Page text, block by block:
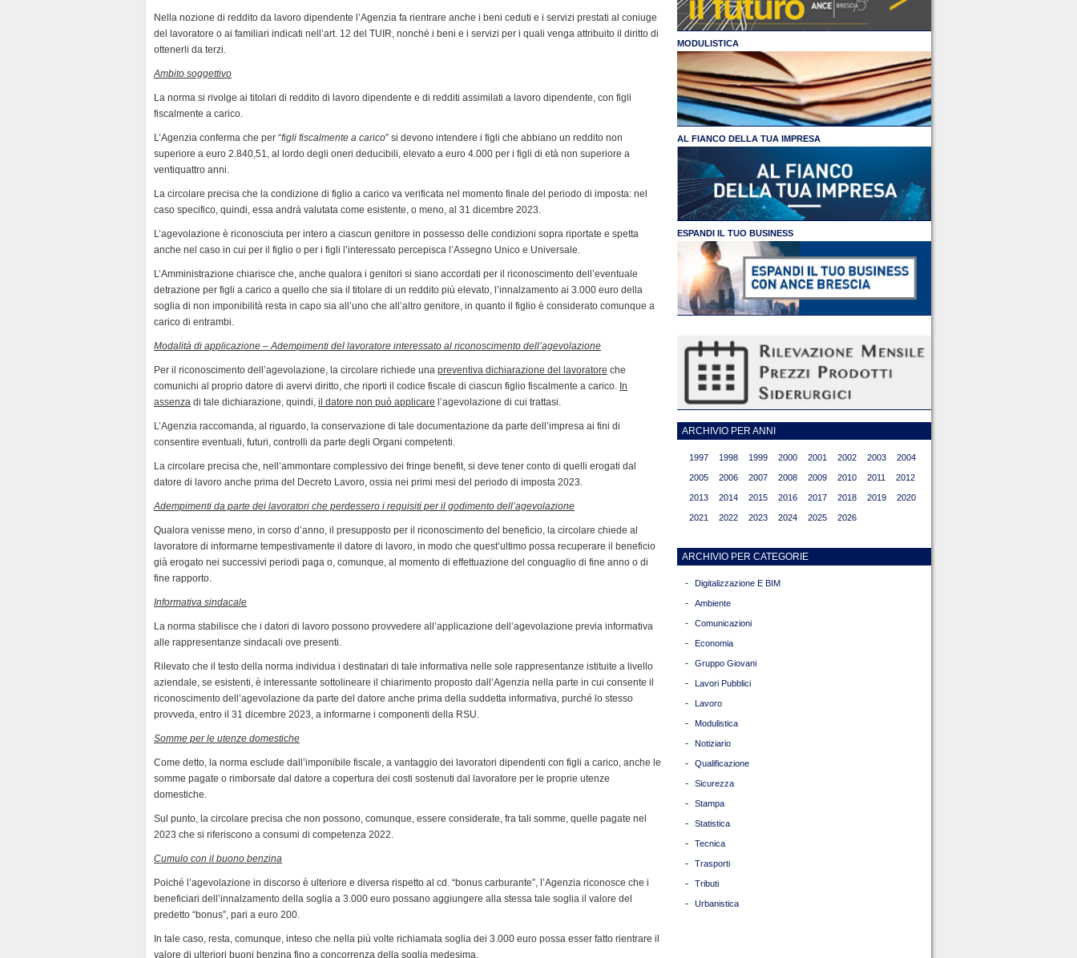
Nella nozione di reddito da lavoro dipendente l’Agenzia fa rientrare anche i beni ceduti e i servizi prestati al coniuge
del lavoratore o ai familiari indicati nell’art. 12 del TUIR, nonché i beni e i servizi per i quali venga attribuito il diritto di
ottenerli da terzi.
Ambito soggettivo
La norma si rivolge ai titolari di reddito di lavoro dipendente e di redditi assimilati a lavoro dipendente, con figli
fiscalmente a carico.
L’Agenzia conferma che per “figli fiscalmente a carico” si devono intendere i figli che abbiano un reddito non
superiore a euro 2.840,51, al lordo degli oneri deducibili, elevato a euro 4.000 per i figli di età non superiore a
ventiquattro anni.
La circolare precisa che la condizione di figlio a carico va verificata nel momento finale del periodo di imposta: nel
caso specifico, quindi, essa andrà valutata come esistente, o meno, al 31 dicembre 2023.
L’agevolazione è riconosciuta per intero a ciascun genitore in possesso delle condizioni sopra riportate e spetta
anche nel caso in cui per il figlio o per i figli l’interessato percepisca l’Assegno Unico e Universale.
L’Amministrazione chiarisce che, anche qualora i genitori si siano accordati per il riconoscimento dell’eventuale
detrazione per figli a carico a quello che sia il titolare di un reddito più elevato, l’innalzamento ai 3.000 euro della
soglia di non imponibilità resta in capo sia all’uno che all’altro genitore, in quanto il figlio è considerato comunque a
carico di entrambi.
Modalità di applicazione – Adempimenti del lavoratore interessato al riconoscimento dell’agevolazione
Per il riconoscimento dell’agevolazione, la circolare richiede una preventiva dichiarazione del lavoratore che
comunichi al proprio datore di avervi diritto, che riporti il codice fiscale di ciascun figlio fiscalmente a carico. In
assenza di tale dichiarazione, quindi, il datore non può applicare l’agevolazione di cui trattasi.
L’Agenzia raccomanda, al riguardo, la conservazione di tale documentazione da parte dell’impresa ai fini di
consentire eventuali, futuri, controlli da parte degli Organi competenti.
La circolare precisa che, nell’ammontare complessivo dei fringe benefit, si deve tener conto di quelli erogati dal
datore di lavoro anche prima del Decreto Lavoro, ossia nei primi mesi del periodo di imposta 2023.
Adempimenti da parte dei lavoratori che perdessero i requisiti per il godimento dell’agevolazione
Qualora venisse meno, in corso d’anno, il presupposto per il riconoscimento del beneficio, la circolare chiede al
lavoratore di informarne tempestivamente il datore di lavoro, in modo che quest’ultimo possa recuperare il beneficio
già erogato nei successivi periodi paga o, comunque, al momento di effettuazione del conguaglio di fine anno o di
fine rapporto.
Informativa sindacale
La norma stabilisce che i datori di lavoro possono provvedere all’applicazione dell’agevolazione previa informativa
alle rappresentanze sindacali ove presenti.
Rilevato che il testo della norma individua i destinatari di tale informativa nelle sole rappresentanze istituite a livello
aziendale, se esistenti, è interessante sottolineare il chiarimento proposto dall’Agenzia nella parte in cui consente il
riconoscimento dell’agevolazione da parte del datore anche prima della suddetta informativa, purché lo stesso
provveda, entro il 31 dicembre 2023, a informarne i componenti della RSU.
Somme per le utenze domestiche
Come detto, la norma esclude dall’imponibile fiscale, a vantaggio dei lavoratori dipendenti con figli a carico, anche le
somme pagate o rimborsate dal datore a copertura dei costi sostenuti dal lavoratore per le proprie utenze
domestiche.
Sul punto, la circolare precisa che non possono, comunque, essere considerate, fra tali somme, quelle pagate nel
2023 che si riferiscono a consumi di competenza 2022.
Cumulo con il buono benzina
Poiché l’agevolazione in discorso è ulteriore e diversa rispetto al cd. “bonus carburante”, l’Agenzia riconosce che i
beneficiari dell’innalzamento della soglia a 3.000 euro possano aggiungere alla stessa tale soglia il valore del
predetto “bonus”, pari a euro 200.
In tale caso, resta, comunque, inteso che nella più volte richiamata soglia dei 3.000 euro possa esser fatto rientrare il
valore di ulteriori buoni benzina fino a concorrenza della soglia medesima.
MODULISTICA
AL FIANCO DELLA TUA IMPRESA
ESPANDI IL TUO BUSINESS
ARCHIVIO PER ANNI
1997 1998 1999 2000 2001 2002 2003 2004
2005 2006 2007 2008 2009 2010 2011 2012
2013 2014 2015 2016 2017 2018 2019 2020
2021 2022 2023 2024 2025 2026
ARCHIVIO PER CATEGORIE
- Digitalizzazione E BIM
- Ambiente
- Comunicazioni
- Economia
- Gruppo Giovani
- Lavori Pubblici
- Lavoro
- Modulistica
- Notiziario
- Qualificazione
- Sicurezza
- Stampa
- Statistica
- Tecnica
- Trasporti
- Tributi
- Urbanistica